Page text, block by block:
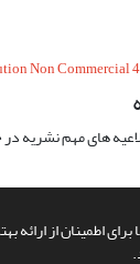
اطمینان از ارائه
Non Commercial
های مهم نشریه